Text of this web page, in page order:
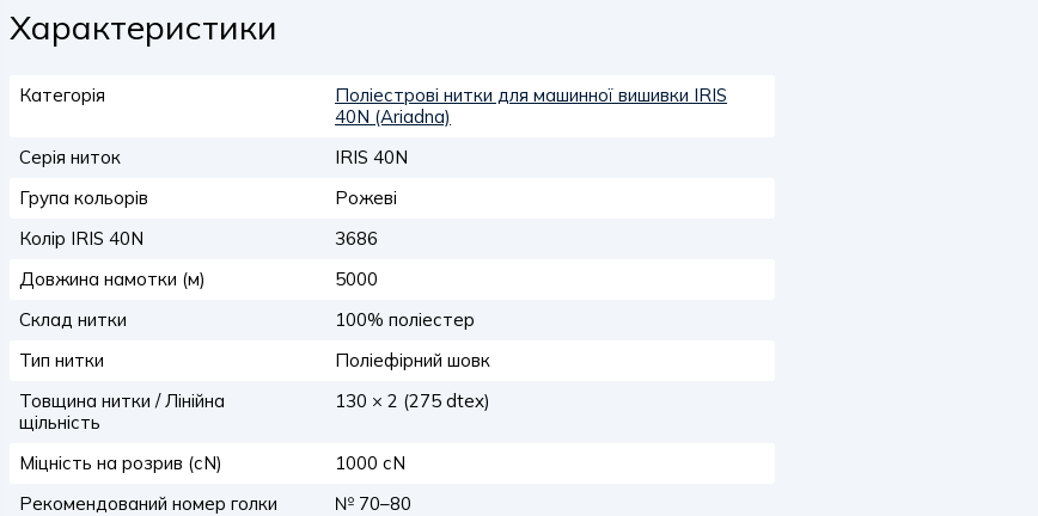
Характеристики
Категорія
Поліестрові нитки для машинної вишивки IRIS
40N (Ariadna)
Серія ниток
IRIS 40N
Група кольорів
Рожеві
Колір IRIS 40N
3686
Довжина намотки (м)
5000
Склад нитки
100% поліестер
Тип нитки
Поліефірний шовк
Товщина нитки / Лінійна
щільність
130 × 2 (275 dtex)
Міцність на розрив (сN)
1000 сN
Рекомендований номер голки
№ 70–80